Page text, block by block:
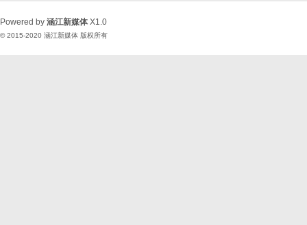
Powered by 涵江新媒体 X1.0
© 2015-2020 涵江新媒体 版权所有